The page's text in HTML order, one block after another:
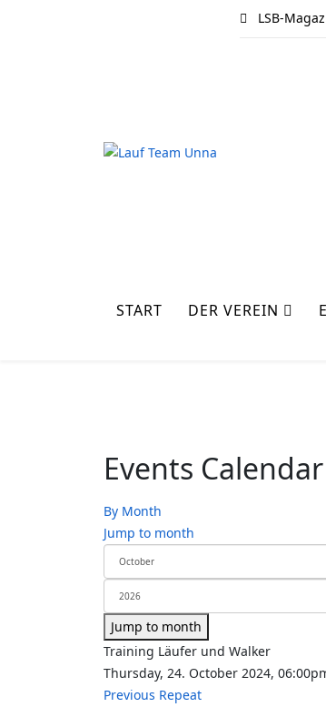
LSB-
START DER VEREIN
Events Calendar
By Month
Jump to month
Jump to month
Training Läufer und Walker
Thursday, 24. October 2024,
Previous Repeat